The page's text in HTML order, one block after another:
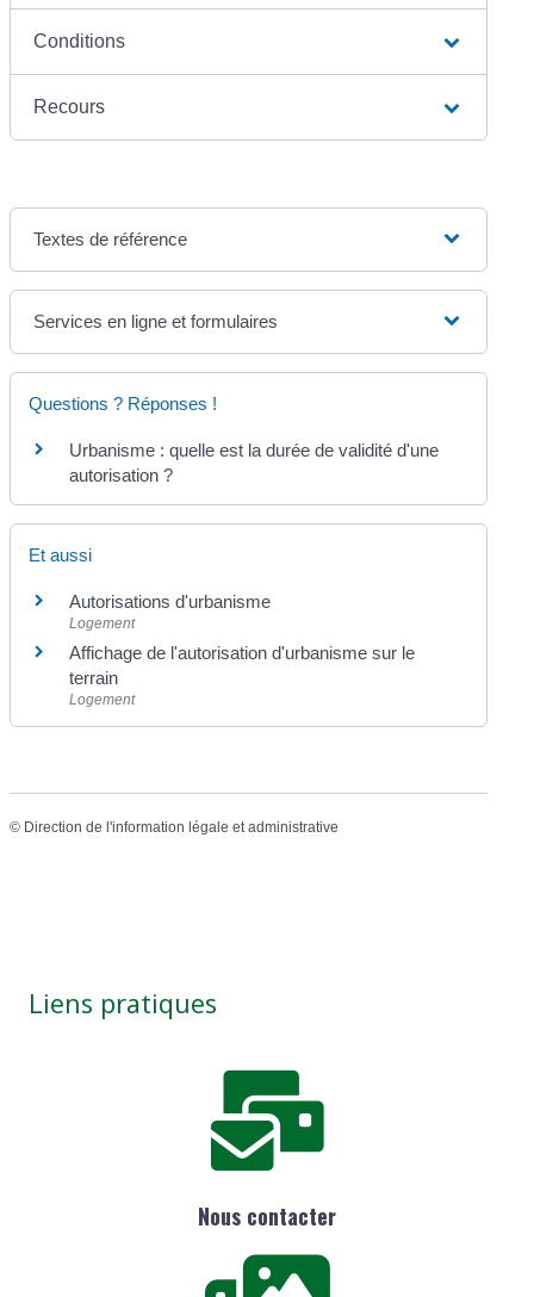
Conditions
Recours
Textes de référence
Services en ligne et formulaires
Questions ? Réponses !
Urbanisme : quelle est la durée de validité d'une
autorisation ?
Et aussi
Autorisations d'urbanisme
Logement
Affichage de l'autorisation d'urbanisme sur le
terrain
Logement
© Direction de l'information légale et administrative
Liens pratiques
Nous contacter